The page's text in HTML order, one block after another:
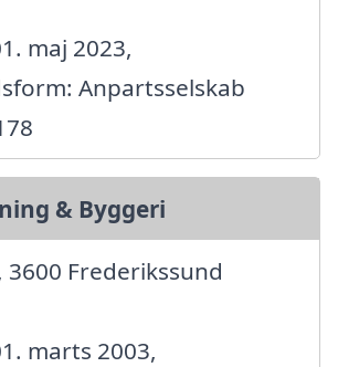
maj 2023,
Anpartsselskab
& Byggeri
Frederikssund
marts 2003,